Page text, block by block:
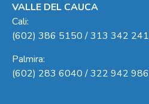
VALLE DEL CAUCA
Cali:
(602) 386 5150 / 313 342
Palmira:
(602) 283 6040 / 322 942